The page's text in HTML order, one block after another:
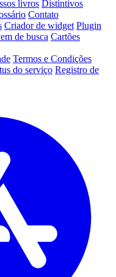
livros Distintivos
Contato
Criador de widget Plugin
de busca Cartões
Termos e Condições
do serviço Registro de